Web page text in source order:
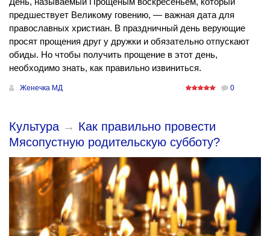
предшествует Великому говению, — важная дата для
православных христиан. В праздничный день верующие
просят прощения друг у дружки и обязательно отпускают
обиды. Но чтобы получить прощение в этот день,
необходимо знать, как правильно извиниться.
Женечка МД 0
Культура → Как правильно провести
Мясопустную родительскую субботу?